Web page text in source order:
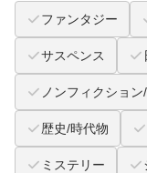
ファンタジー
サスペンス
ノンフィクション
歴史/時代物
ミステリー